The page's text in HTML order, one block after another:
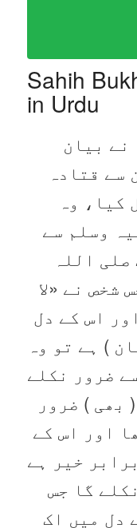
Sahih
in Urdu
نے بیان
سے قتادہ
کیا، وہ
وسلم سے
اللہ
شخص نے «لا
اس کے دل
) ہے تو وہ
ضرور نکلے
بھی ) ضرور
اور اس کے
خیر ہے
گا جس
دل میں اک